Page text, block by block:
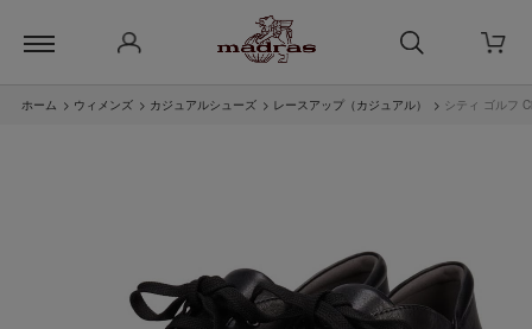
ホーム > ウィメンズ > カジュアルシューズ > レースアップ（カジュアル） > シティ ゴルフ